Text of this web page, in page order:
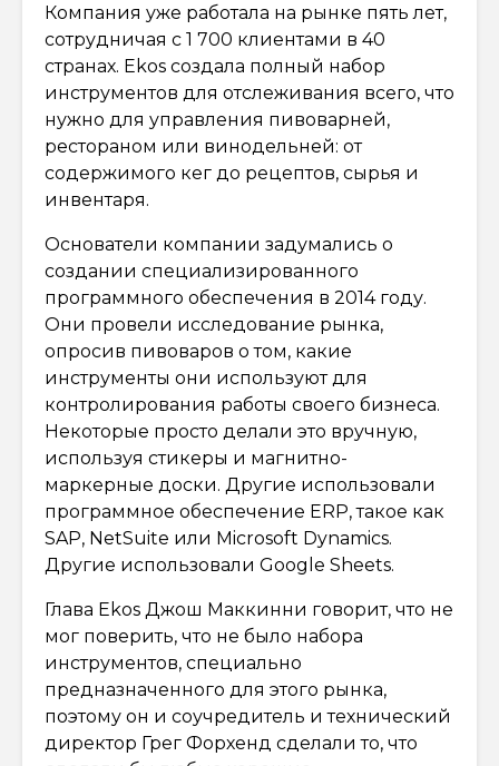
Компания уже работала на рынке пять лет,
сотрудничая с 1 700 клиентами в 40
странах. Ekos создала полный набор
инструментов для отслеживания всего, что
нужно для управления пивоварней,
рестораном или винодельней: от
содержимого кег до рецептов, сырья и
инвентаря.
Основатели компании задумались о
создании специализированного
программного обеспечения в 2014 году.
Они провели исследование рынка,
опросив пивоваров о том, какие
инструменты они используют для
контролирования работы своего бизнеса.
Некоторые просто делали это вручную,
используя стикеры и магнитно-
маркерные доски. Другие использовали
программное обеспечение ERP, такое как
SAP, NetSuite или Microsoft Dynamics.
Другие использовали Google Sheets.
Глава Ekos Джош Маккинни говорит, что не
мог поверить, что не было набора
инструментов, специально
предназначенного для этого рынка,
поэтому он и соучредитель и технический
директор Грег Форхенд сделали то, что